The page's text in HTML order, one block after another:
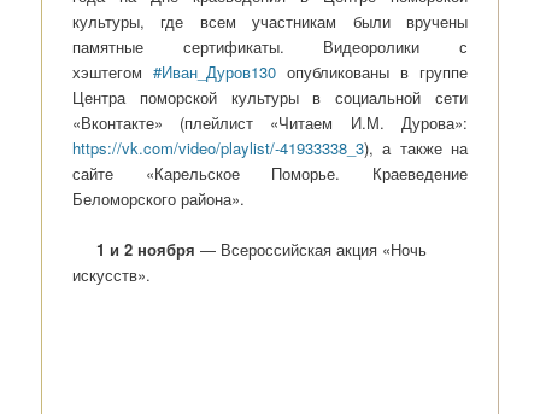
культуры, где всем участникам были вручены
памятные сертификаты. Видеоролики с
хэштегом #Иван_Дуров130опубликованы в группе
Центра поморской культуры в социальной сети
«Вконтакте» (плейлист «Читаем И.М. Дурова»:
https://vk.com/video/playlist/-41933338_3), а также на
сайте «Карельское Поморье. Краеведение
Беломорского района».
1 и 2 ноября — Всероссийская акция «Ночь
искусств».